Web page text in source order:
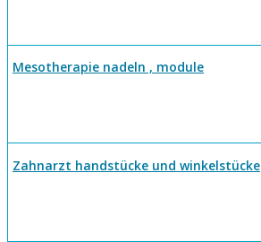
Mesotherapie nadeln , module
Zahnarzt handstücke und winkelstücke